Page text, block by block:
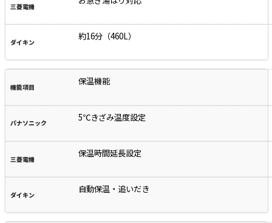
約16分（460L）
保温機能
5℃きざみ温度設定
保温時間延長設定
自動保温・追いだき